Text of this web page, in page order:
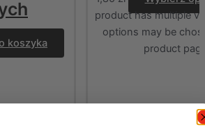
koszyka
product has multiple
options may be
product